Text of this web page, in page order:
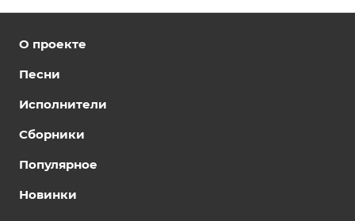
О проекте
Песни
Исполнители
Сборники
Популярное
Новинки